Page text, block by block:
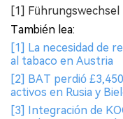
[1]
También lea:
[1] La necesidad de
al tabaco en Austria
[2] BAT perdió
activos en Rusia y
[3] Integración de